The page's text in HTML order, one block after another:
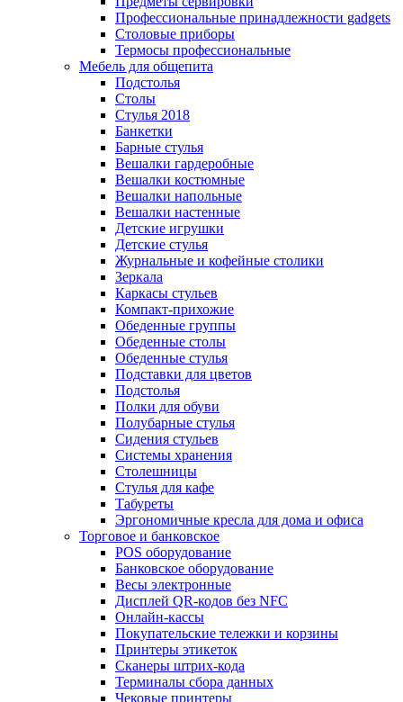
Профессиональные принадлежности gadgets
Столовые приборы
Термосы профессиональные
Мебель для общепита
Подстолья
Столы
Стулья 2018
Банкетки
Барные стулья
Вешалки гардеробные
Вешалки костюмные
Вешалки напольные
Вешалки настенные
Детские игрушки
Детские стулья
Журнальные и кофейные столики
Зеркала
Каркасы стульев
Компакт-прихожие
Обеденные группы
Обеденные столы
Обеденные стулья
Подставки для цветов
Подстолья
Полки для обуви
Полубарные стулья
Сидения стульев
Системы хранения
Столешницы
Стулья для кафе
Табуреты
Эргономичные кресла для дома и офиса
Торговое и банковское
POS оборудование
Банковское оборудование
Весы электронные
Дисплей QR-кодов без NFC
Онлайн-кассы
Покупательские тележки и корзины
Принтеры этикеток
Сканеры штрих-кода
Терминалы сбора данных
Чековые принтеры